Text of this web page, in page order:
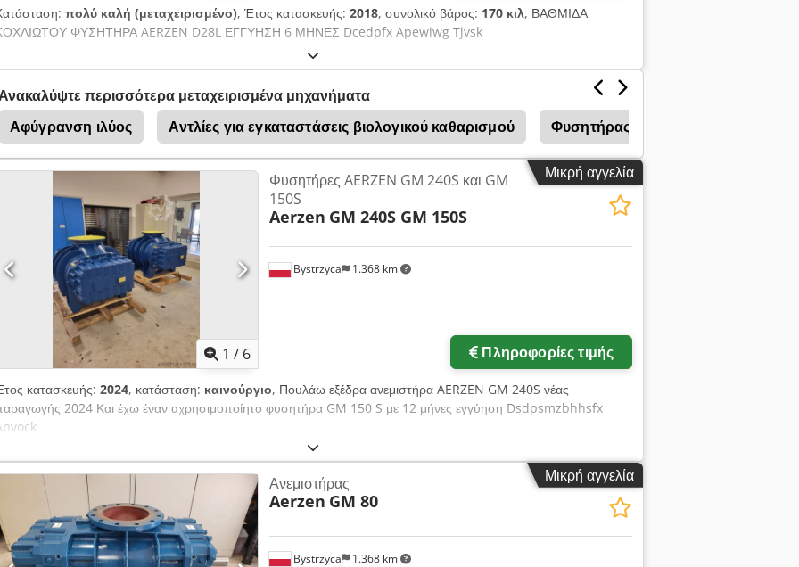
πολύ καλή (μεταχειρισμένο), Έτος κατασκευής: 2018, συνολικό βάρος: 170 κιλ, ΒΑΘΜΙΔΑ
ΦΥΣΗΤΗΡΑ AERZEN D28L ΕΓΓΥΗΣΗ 6 ΜΗΝΕΣ Dcedpfx Apewiwg Tjvsk
περισσότερα μεταχειρισμένα μηχανήματα
Αφύγρανση ιλύος
Αντλίες για εγκαταστάσεις βιολογικού καθαρισμού Φυσητήρας
Μικρή αγγελία
1 / 6
Bystrzyca 1.368 km
Φυσητήρες AERZEN GM 240S και GM
150S
Aerzen GM 240S GM 150S
Πληροφορίες τιμής
κατασκευής: 2024, κατάσταση: καινούργιο, Πουλάω εξέδρα ανεμιστήρα AERZEN GM 240S νέας
2024 Και έχω έναν αχρησιμοποίητο φυσητήρα GM 150 S με 12 μήνες εγγύηση Dsdpsmzbhhsfx
Μικρή αγγελία
Bystrzyca 1.368 km
Ανεμιστήρας
Aerzen GM 80